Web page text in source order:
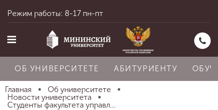
Режим работы: 8-17 пн-пт
ОБ УНИВЕРСИТЕТЕ АБИТУРИЕНТУ
Главная
Об университете
Новости университета
Студенты факультета управл...